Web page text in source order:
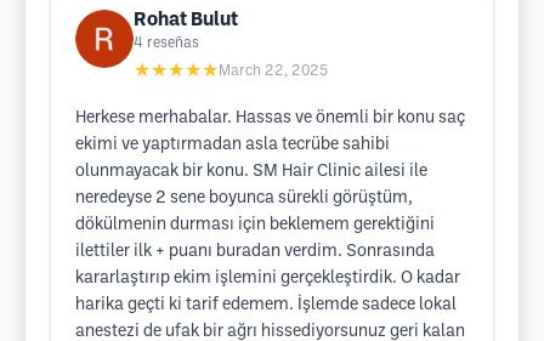
Rohat Bulut
4 reseñas
★★★★★ March 22, 2025
Herkese merhabalar. Hassas ve önemli bir konu saç
ekimi ve yaptırmadan asla tecrübe sahibi
olunmayacak bir konu. SM Hair Clinic ailesi ile
neredeyse 2 sene boyunca sürekli görüştüm,
dökülmenin durması için beklemem gerektiğini
ilettiler ilk + puanı buradan verdim. Sonrasında
kararlaştırıp ekim işlemini gerçekleştirdik. O kadar
harika geçti ki tarif edemem. İşlemde sadece lokal
anestezi de ufak bir ağrı hissediyorsunuz geri kalan